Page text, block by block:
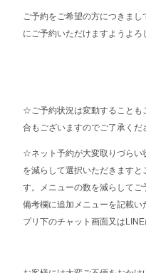
ご予約をご希望の方につきま
にご予約いただけますようよろ
☆ご予約状況は変動することも
合もございますのでご了承くだ
☆ネット予約が大変取りづらい
を減らして選択いただきます
す。メニューの数を減らしてご
備考欄に追加メニューを記載
プリ下のチャット画面又は